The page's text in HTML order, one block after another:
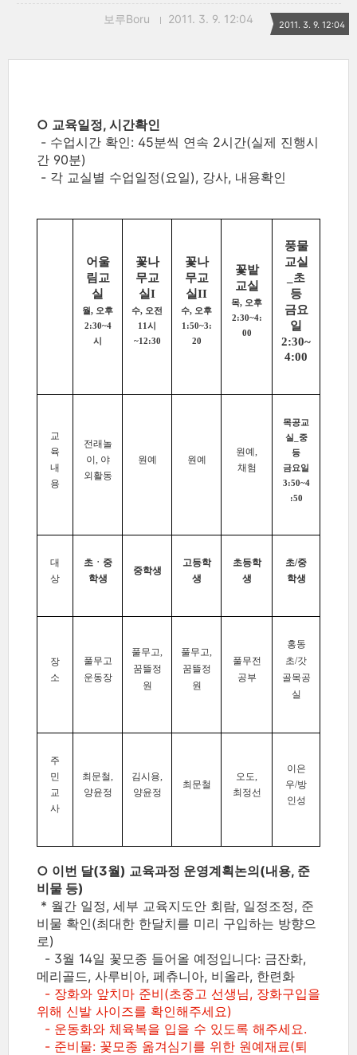
보루Boru 2011. 3. 9. 12:04 2011. 3. 9. 12:04
○ 교육일정, 시간확인
- 수업시간 확인: 45분씩 연속 2시간(실제 진행시
간 90분)
- 각 교실별 수업일정(요일), 강사, 내용확인
어울
림교
실
월, 오후
2:30~4
시
꽃나
무교
실I
수, 오전
11시
~12:30
꽃나
무교
실II
수, 오후
1:50~3:
20
꽃밭
교실
목, 오후
2:30~4:
00
풍물
교실
_초
등
금요
일
2:30~
4:00
교
육
내
용
전래놀
이, 야
외활동
원예 원예
원예,
채험
목공교
실_중
등
금요일
3:50~4
:50
대
상
초ㆍ중
학생
중학생
고등학
생
초등학
생
초/중
학생
장
소
풀무고
운동장
풀무고,
꿈뜰정
원
풀무고,
꿈뜰정
원
풀무전
공부
홍동
초/갓
골목공
실
주
민
교
사
최문철,
양윤정
김시용,
양윤정
최문철
오도,
최정선
이은
우/방
인성
○ 이번 달(3월) 교육과정 운영계획논의(내용, 준
비물 등)
* 월간 일정, 세부 교육지도안 회람, 일정조정, 준
비물 확인(최대한 한달치를 미리 구입하는 방향으
로)
- 3월 14일 꽃모종 들어올 예정입니다: 금잔화,
메리골드, 사루비아, 페츄니아, 비올라, 한련화
- 장화와 앞치마 준비(초중고 선생님, 장화구입을
위해 신발 사이즈를 확인해주세요)
- 운동화와 체육복을 입을 수 있도록 해주세요.
- 준비물: 꽃모종 옮겨심기를 위한 원예재료(퇴